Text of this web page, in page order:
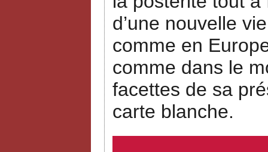
d’une nouvelle
comme en
comme dans le
facettes de sa
carte blanche.